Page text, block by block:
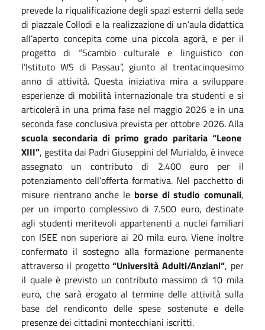
prevede la riqualificazione degli spazi esterni della sede
di piazzale Collodi e la realizzazione di un’aula didattica
all’aperto concepita come una piccola agorà, e per il
progetto di “Scambio culturale e linguistico con
l’Istituto WS di Passau”, giunto al trentacinquesimo
anno di attività. Questa iniziativa mira a sviluppare
esperienze di mobilità internazionale tra studenti e si
articolerà in una prima fase nel maggio 2026 e in una
seconda fase conclusiva prevista per ottobre 2026. Alla
scuola secondaria di primo grado paritaria “Leone
XIII”, gestita dai Padri Giuseppini del Murialdo, è invece
assegnato un contributo di 2.400 euro per il
potenziamento dell’offerta formativa. Nel pacchetto di
misure rientrano anche le borse di studio comunali,
per un importo complessivo di 7.500 euro, destinate
agli studenti meritevoli appartenenti a nuclei familiari
con ISEE non superiore ai 20 mila euro. Viene inoltre
confermato il sostegno alla formazione permanente
attraverso il progetto“Università Adulti/Anziani”, per
il quale è previsto un contributo massimo di 10 mila
euro, che sarà erogato al termine delle attività sulla
base del rendiconto delle spese sostenute e delle
presenze dei cittadini montecchiani iscritti.